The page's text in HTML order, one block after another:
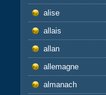
alise
allais
allan
allemagne
almanach